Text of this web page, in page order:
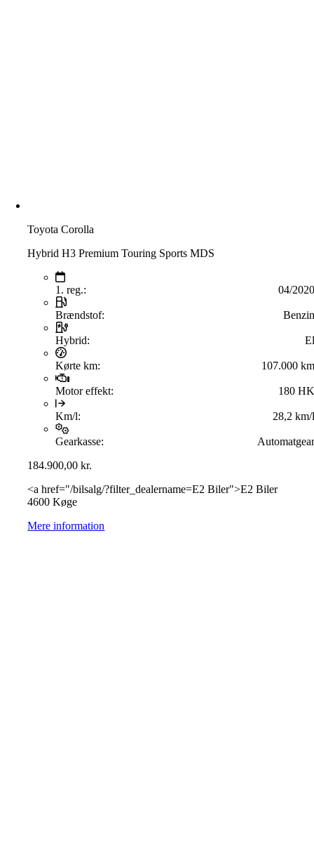
Toyota Corolla
Hybrid H3 Premium Touring Sports MDS
1. reg.: 04/2020
Brændstof: Benzin
Hybrid: El
Kørte km: 107.000 km
Motor effekt: 180 HK
Km/l: 28,2 km/l
Gearkasse:
Automatgear
184.900,00kr.
<a href="/bilsalg/?filter_dealername=E2 Biler">E2 Biler
4600 Køge
Mere information